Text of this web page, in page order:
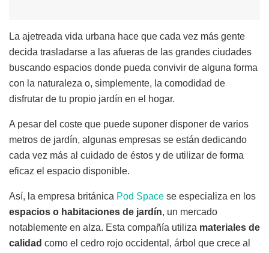
La ajetreada vida urbana hace que cada vez más gente
decida trasladarse a las afueras de las grandes ciudades
buscando espacios donde pueda convivir de alguna forma
con la naturaleza o, simplemente, la comodidad de
disfrutar de tu propio jardín en el hogar.
A pesar del coste que puede suponer disponer de varios
metros de jardín, algunas empresas se están dedicando
cada vez más al cuidado de éstos y de utilizar de forma
eficaz el espacio disponible.
Así, la empresa británica Pod Space se especializa en los
espacios o habitaciones de jardín, un mercado
notablemente en alza. Esta compañía utiliza materiales de
calidad como el cedro rojo occidental, árbol que crece al